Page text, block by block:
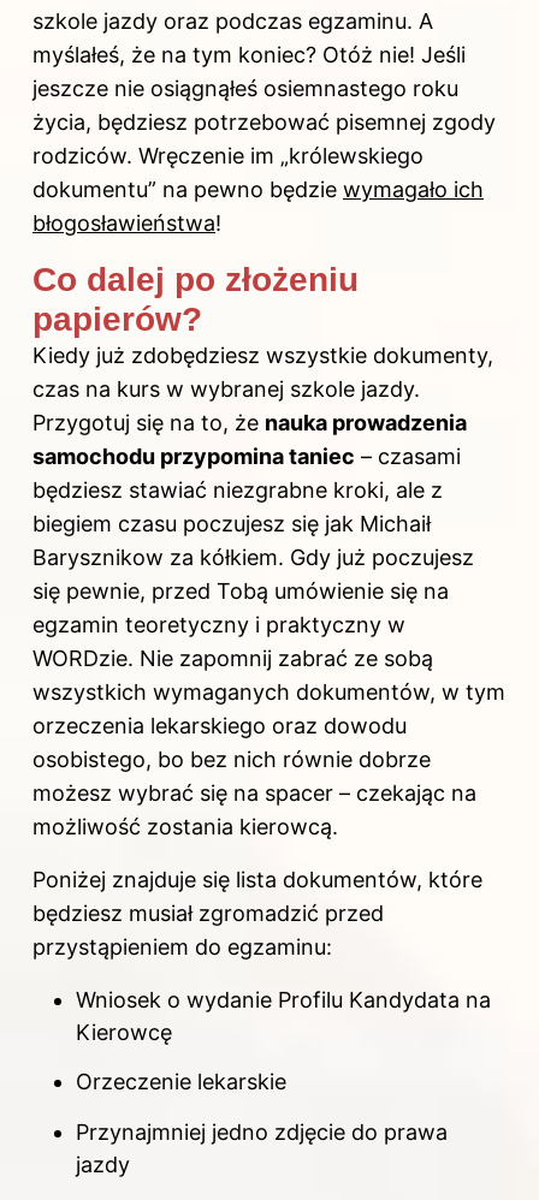
szkole jazdy oraz podczas egzaminu. A
myślałeś, że na tym koniec? Otóż nie! Jeśli
jeszcze nie osiągnąłeś osiemnastego roku
życia, będziesz potrzebować pisemnej zgody
rodziców. Wręczenie im „królewskiego
dokumentu” na pewno będzie wymagało ich
błogosławieństwa!
Co dalej po złożeniu
papierów?
Kiedy już zdobędziesz wszystkie dokumenty,
czas na kurs w wybranej szkole jazdy.
Przygotuj się na to, że nauka prowadzenia
samochodu przypomina taniec – czasami
będziesz stawiać niezgrabne kroki, ale z
biegiem czasu poczujesz się jak Michaił
Barysznikow za kółkiem. Gdy już poczujesz
się pewnie, przed Tobą umówienie się na
egzamin teoretyczny i praktyczny w
WORDzie. Nie zapomnij zabrać ze sobą
wszystkich wymaganych dokumentów, w tym
orzeczenia lekarskiego oraz dowodu
osobistego, bo bez nich równie dobrze
możesz wybrać się na spacer – czekając na
możliwość zostania kierowcą.
Poniżej znajduje się lista dokumentów, które
będziesz musiał zgromadzić przed
przystąpieniem do egzaminu:
Wniosek o wydanie Profilu Kandydata na
Kierowcę
Orzeczenie lekarskie
Przynajmniej jedno zdjęcie do prawa
jazdy